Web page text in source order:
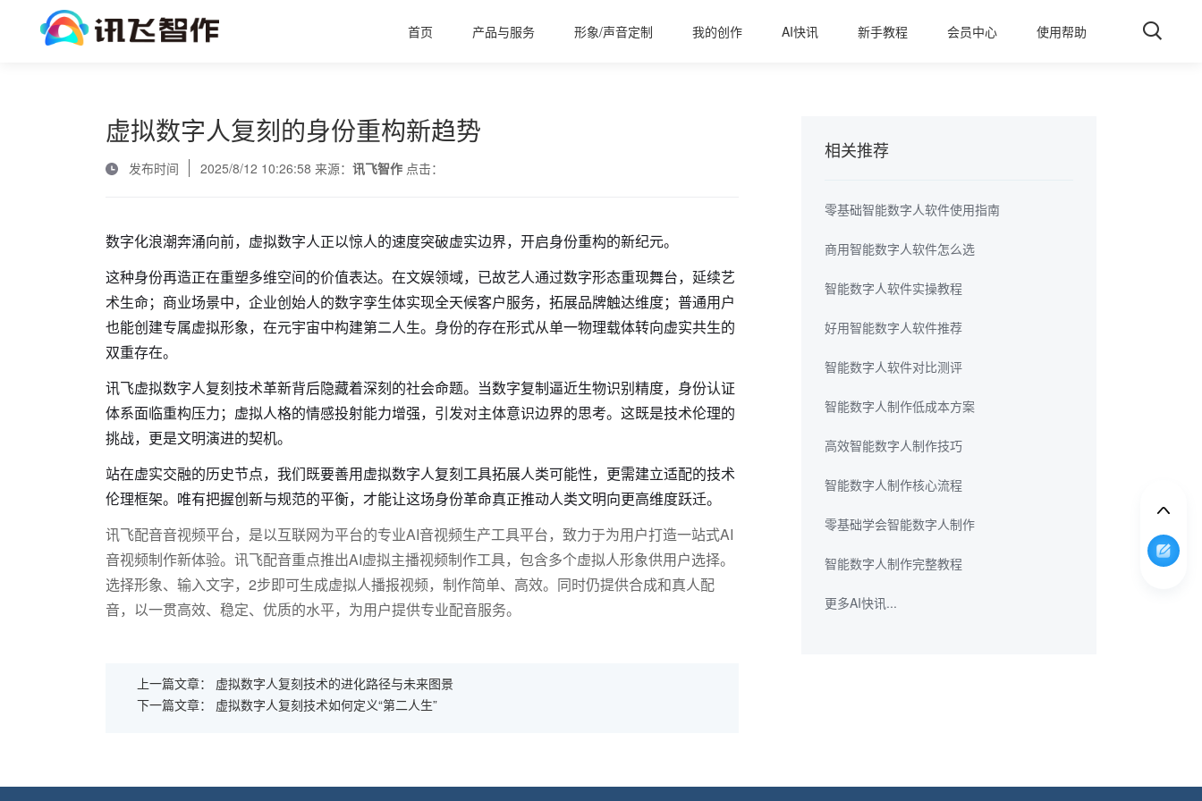
首页 产品与服务 形象/声音定制 我的创作 AI快讯 新手教程 会员中心 使用帮助
虚拟数字人复刻的身份重构新趋势
发布时间 2025/8/12 10:26:58 来源： 讯飞智作点击：
数字化浪潮奔涌向前，虚拟数字人正以惊人的速度突破虚实边界，开启身份重构的新纪元。
这种身份再造正在重塑多维空间的价值表达。在文娱领域，已故艺人通过数字形态重现舞台，延续艺
术生命；商业场景中，企业创始人的数字孪生体实现全天候客户服务，拓展品牌触达维度；普通用户
也能创建专属虚拟形象，在元宇宙中构建第二人生。身份的存在形式从单一物理载体转向虚实共生的
双重存在。
讯飞虚拟数字人复刻技术革新背后隐藏着深刻的社会命题。当数字复制逼近生物识别精度，身份认证
体系面临重构压力；虚拟人格的情感投射能力增强，引发对主体意识边界的思考。这既是技术伦理的
挑战，更是文明演进的契机。
站在虚实交融的历史节点，我们既要善用虚拟数字人复刻工具拓展人类可能性，更需建立适配的技术
伦理框架。唯有把握创新与规范的平衡，才能让这场身份革命真正推动人类文明向更高维度跃迁。
讯飞配音音视频平台，是以互联网为平台的专业AI音视频生产工具平台，致力于为用户打造一站式AI
音视频制作新体验。讯飞配音重点推出AI虚拟主播视频制作工具，包含多个虚拟人形象供用户选择。
选择形象、输入文字，2步即可生成虚拟人播报视频，制作简单、高效。同时仍提供合成和真人配
音，以一贯高效、稳定、优质的水平，为用户提供专业配音服务。
上一篇文章： 虚拟数字人复刻技术的进化路径与未来图景
下一篇文章： 虚拟数字人复刻技术如何定义“第二人生”
相关推荐
零基础智能数字人软件使用指南
商用智能数字人软件怎么选
智能数字人软件实操教程
好用智能数字人软件推荐
智能数字人软件对比测评
智能数字人制作低成本方案
高效智能数字人制作技巧
智能数字人制作核心流程
零基础学会智能数字人制作
智能数字人制作完整教程
更多AI快讯...